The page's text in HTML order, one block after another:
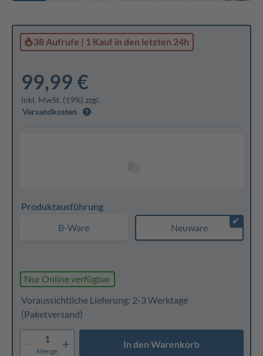
38 Aufrufe | 1 Kauf in den letzten 24h
99,99 €
inkl. MwSt. (19%) zzgl.
Versandkosten
Produktausführung
B-Ware
✔
Neuware
Nur Online verfügbar
Voraussichtliche Lieferung: 2-3 Werktage
(Paketversand)
1
Menge
In den Warenkorb